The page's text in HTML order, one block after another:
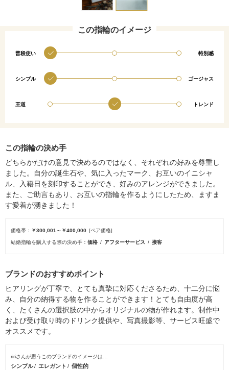
この指輪のイメージ
普段使い 特別感
シンプル ゴージャス
王道 トレンド
この指輪の決め手
どちらかだけの意見で決めるのではなく、それぞれの好みを尊重し
ました。自分の誕生石や、気に入ったマーク、お互いのイニシャ
ル、入籍日を刻印することができ、好みのアレンジができました。
また、ご助言もあり、お互いの指輪を作るようにしたため、ますま
す愛着が湧きました！
価格帯 ￥300,001～￥400,000 [ペア価格]
結婚指輪を購入する際の決め手 価格 アフターサービス 接客
ブランドのおすすめポイント
ヒアリングが丁寧で、とても真摯に対応くださるため、十二分に悩
み、自分の納得する物を作ることができます！とても自由度が高
く、たくさんの選択肢の中からオリジナルの物が作れます。制作中
および受け取り時のドリンク提供や、写真撮影等、サービス旺盛で
オススメです。
ririさんが思うこのブランドのイメージは…
シンプル エレガント 個性的